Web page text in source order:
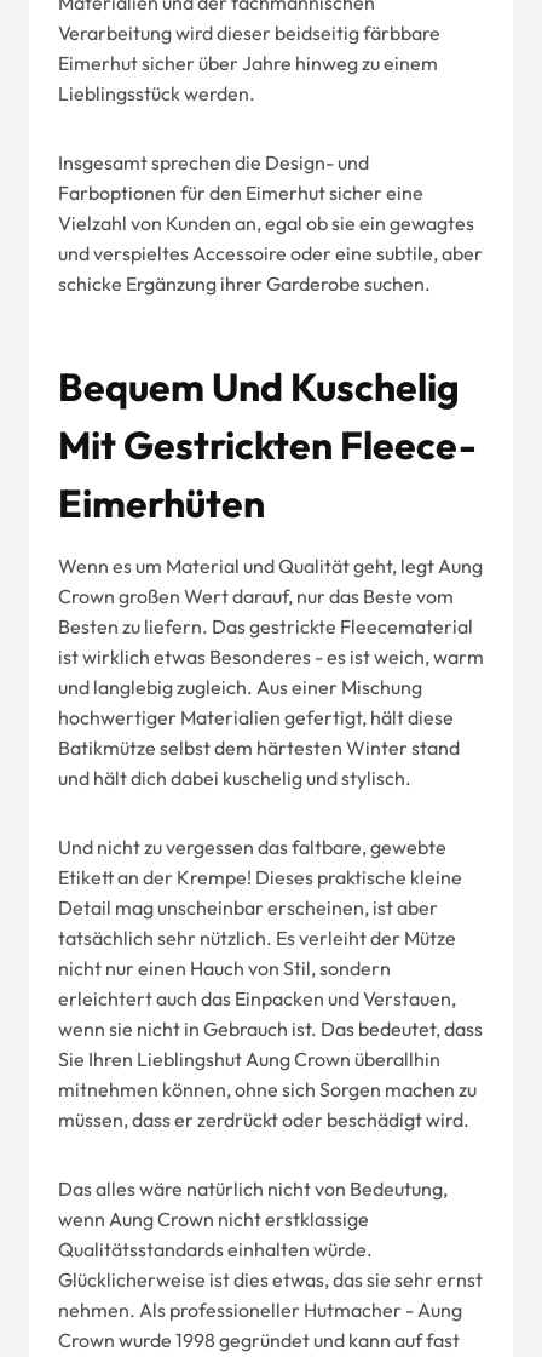
Verarbeitung wird dieser beidseitig färbbare
Eimerhut sicher über Jahre hinweg zu einem
Lieblingsstück werden.
Insgesamt sprechen die Design- und
Farboptionen für den Eimerhut sicher eine
Vielzahl von Kunden an, egal ob sie ein gewagtes
und verspieltes Accessoire oder eine subtile, aber
schicke Ergänzung ihrer Garderobe suchen.
Bequem Und Kuschelig
Mit Gestrickten Fleece-
Eimerhüten
Wenn es um Material und Qualität geht, legt Aung
Crown großen Wert darauf, nur das Beste vom
Besten zu liefern. Das gestrickte Fleecematerial
ist wirklich etwas Besonderes - es ist weich, warm
und langlebig zugleich. Aus einer Mischung
hochwertiger Materialien gefertigt, hält diese
Batikmütze selbst dem härtesten Winter stand
und hält dich dabei kuschelig und stylisch.
Und nicht zu vergessen das faltbare, gewebte
Etikett an der Krempe! Dieses praktische kleine
Detail mag unscheinbar erscheinen, ist aber
tatsächlich sehr nützlich. Es verleiht der Mütze
nicht nur einen Hauch von Stil, sondern
erleichtert auch das Einpacken und Verstauen,
wenn sie nicht in Gebrauch ist. Das bedeutet, dass
Sie Ihren Lieblingshut Aung Crown überallhin
mitnehmen können, ohne sich Sorgen machen zu
müssen, dass er zerdrückt oder beschädigt wird.
Das alles wäre natürlich nicht von Bedeutung,
wenn Aung Crown nicht erstklassige
Qualitätsstandards einhalten würde.
Glücklicherweise ist dies etwas, das sie sehr ernst
nehmen. Als professioneller Hutmacher - Aung
Crown wurde 1998 gegründet und kann auf fast